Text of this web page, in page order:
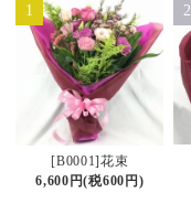
1
[B0001]花束
6,600円(税600円)
2